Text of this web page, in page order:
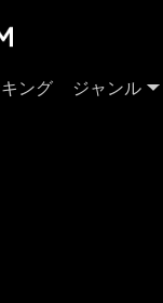
ング ジャンル